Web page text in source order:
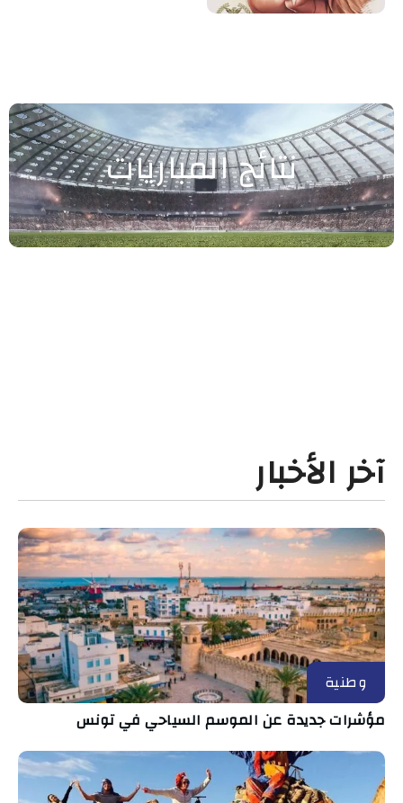
نتائج المباريات
آخر الأخبار
وطنية
مؤشرات جديدة عن الموسم السياحي في تونس